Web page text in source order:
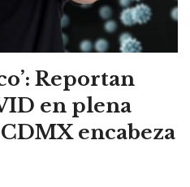
Reportan
en plena
encabeza